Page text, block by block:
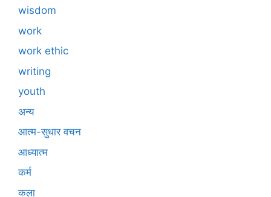
wisdom
work
work ethic
writing
youth
अन्य
आत्म-सुधार वचन
आध्यात्म
कर्म
कला